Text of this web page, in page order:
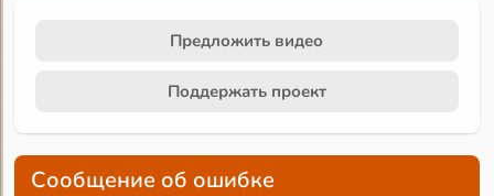
Предложить видео
Поддержать проект
Сообщение об ошибке